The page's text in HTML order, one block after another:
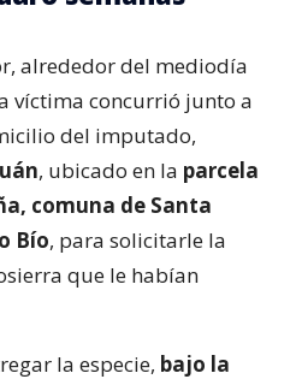
alrededor del mediodía
víctima concurrió junto a
del imputado,
, ubicado en la parcela
comuna de Santa
Bío, para solicitarle la
que le habían
la especie, bajo la